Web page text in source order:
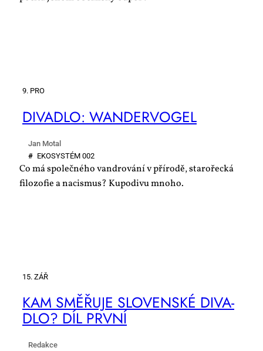
9. PRO
DI­VA­DLO: WAN­DER­VO­GEL
Jan Motal
# EKO­SYS­TÉM 002
Co má společného vandrování v přírodě, starořecká
filozofie a nacismus? Kupodivu mnoho.
15. ZÁŘ
KAM SMĚ­ŘU­JE SLO­VEN­SKÉ DI­VA­
DLO? DÍL PRV­NÍ
Redakce